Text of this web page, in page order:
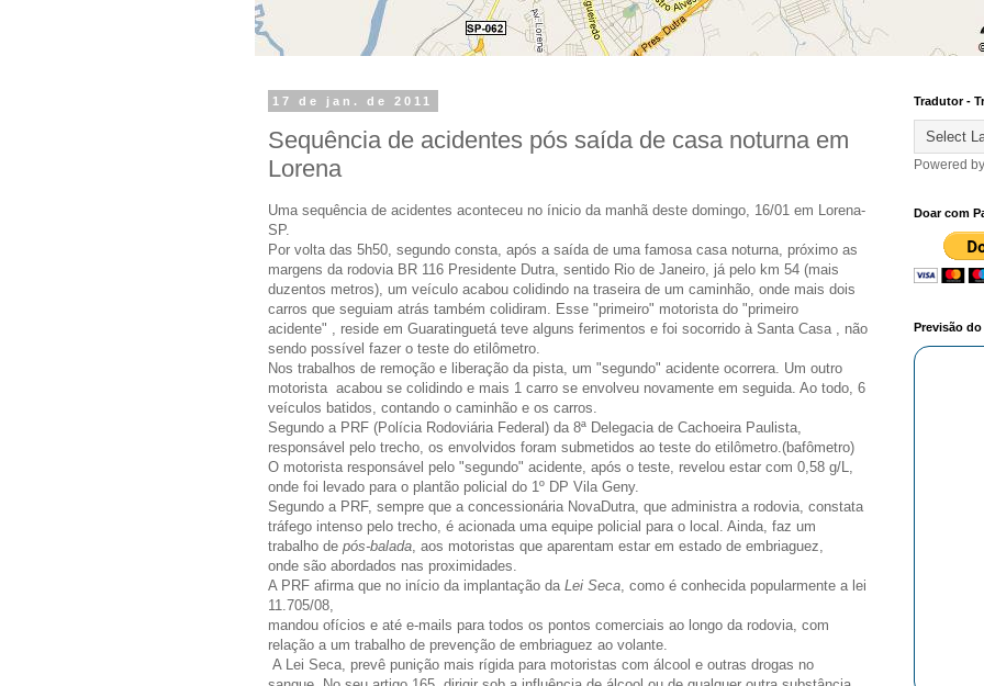
17 de jan. de 2011
Sequência de acidentes pós saída de casa noturna em
Lorena
Uma sequência de acidentes aconteceu no ínicio da manhã deste domingo, 16/01 em Lorena-
SP.
Por volta das 5h50, segundo consta, após a saída de uma famosa casa noturna, próximo as
margens da rodovia BR 116 Presidente Dutra, sentido Rio de Janeiro, já pelo km 54 (mais
duzentos metros), um veículo acabou colidindo na traseira de um caminhão, onde mais dois
carros que seguiam atrás também colidiram. Esse "primeiro" motorista do "primeiro
acidente" , reside em Guaratinguetá teve alguns ferimentos e foi socorrido à Santa Casa , não
sendo possível fazer o teste do etilômetro.
Nos trabalhos de remoção e liberação da pista, um "segundo" acidente ocorrera. Um outro
motorista acabou se colidindo e mais 1 carro se envolveu novamente em seguida. Ao todo, 6
veículos batidos, contando o caminhão e os carros.
Segundo a PRF (Polícia Rodoviária Federal) da 8ª Delegacia de Cachoeira Paulista,
responsável pelo trecho, os envolvidos foram submetidos ao teste do etilômetro.(bafômetro)
O motorista responsável pelo "segundo" acidente, após o teste, revelou estar com 0,58 g/L,
onde foi levado para o plantão policial do 1º DP Vila Geny.
Segundo a PRF, sempre que a concessionária NovaDutra, que administra a rodovia, constata
tráfego intenso pelo trecho, é acionada uma equipe policial para o local. Ainda, faz um
trabalho de pós-balada , aos motoristas que aparentam estar em estado de embriaguez,
onde são abordados nas proximidades.
A PRF afirma que no início da implantação da Lei Seca , como é conhecida popularmente a lei
11.705/08,
mandou ofícios e até e-mails para todos os pontos comerciais ao longo da rodovia, com
relação a um trabalho de prevenção de embriaguez ao volante.
A Lei Seca, prevê punição mais rígida para motoristas com álcool e outras drogas no
Tradutor -
Powered by
Doar com
Previsão do